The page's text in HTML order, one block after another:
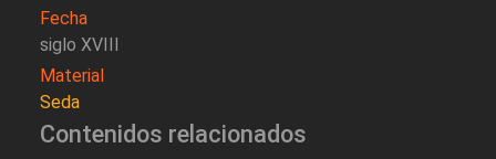
Fecha
siglo XVIII
Material
Seda
Contenidos relacionados